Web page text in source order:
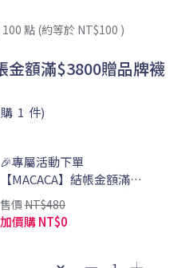
100 點 (約等於 NT$100 )
金額滿$3800贈品牌襪
1 件)
🎉專屬活動下單
【MACACA】結帳金額滿
$3800 贈踩上雲端中筒襪(請
自行計算)
售價 NT$480
加價購NT$0